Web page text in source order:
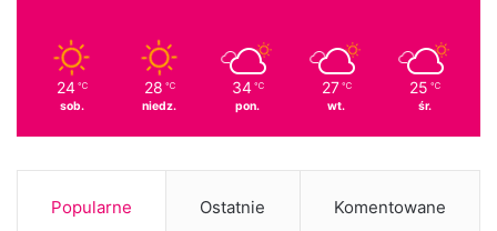
24 ℃
sob.
28 ℃
niedz.
34 ℃
pon.
27 ℃
wt.
25 ℃
śr.
Popularne Ostatnie Komentowane